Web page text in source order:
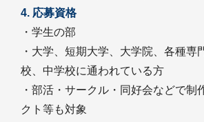
4. 応募資格
・学生の部
・大学、短期大学、大学院、各種専
校、中学校に通われている方
・部活・サークル・同好会などで制
クト等も対象